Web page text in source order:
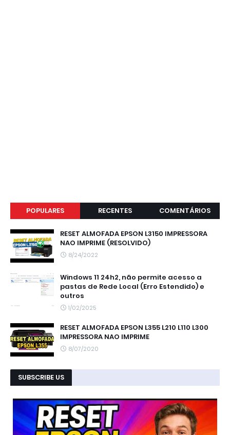
POPULARES RECENTES COMENTÁRIOS
RESET ALMOFADA EPSON L3150 IMPRESSORA
NAO IMPRIME (RESOLVIDO)
8/24/2022
Windows 11 24h2, não permite acesso a
pastas de Rede Local (Erro Estendido) e
outros
1/02/2025
RESET ALMOFADA EPSON L355 L210 L110 L300
IMPRESSORA NAO IMPRIME
8/07/2020
SUBSCRIBE US